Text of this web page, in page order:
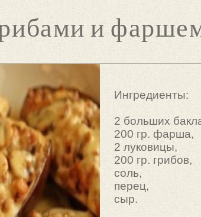
и
Ингредиенты:
2 больших
200 гр. фарша,
2 луковицы,
200 гр. грибов,
соль,
перец,
сыр.